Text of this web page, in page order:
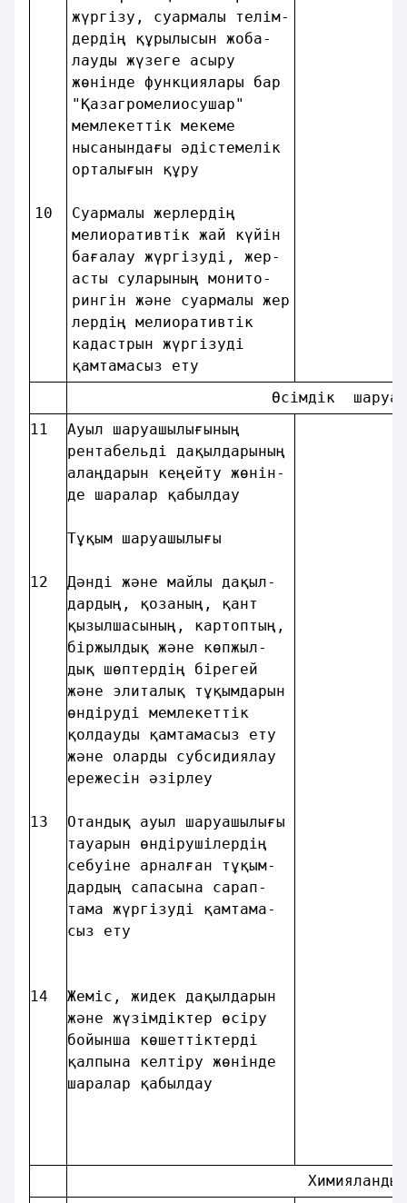
10
жүргiзу, суармалы телiм-
дердiң құрылысын жоба-
лауды жүзеге асыру
жөнiнде функциялары бар
"Қазагромелиосушар"
мемлекеттік мекеме
нысанындағы әдiстемелiк
орталығын құру
Суармалы жерлердiң
мелиоративтiк жай күйiн
бағалау жүргiзудi, жер-
асты суларының монито-
рингiн және суармалы жер
лердiң мелиоративтiк
кадастрын жүргiзудi
қамтамасыз ету
Өсiмдiк
11
12
13
14
Ауыл шаруашылығының
рентабельдi дақылдарының
алаңдарын кеңейту жөнiн-
де шаралар қабылдау
Tұқым шаруашылығы
Дәндi және майлы дақыл-
дардың, қозаның, қант
қызылшасының, картоптың,
бiржылдық және көпжыл-
дық шөптердiң бiрегей
және элиталық тұқымдарын
өндiрудi мемлекеттік
қолдауды қамтамасыз ету
және оларды субсидиялау
ережесін әзiрлeу
Отандық ауыл шаруашылығы
тауарын өндiрушiлердiң
себуiне арналған тұқым-
дардың сапасына сарап-
тама жүргiзудi қамтама-
сыз ету
Жемiс, жидек дақылдарын
және жүзiмдiктер өсiру
бойынша көшеттiктердi
қалпына келтiру жөнiнде
шаралар қабылдау